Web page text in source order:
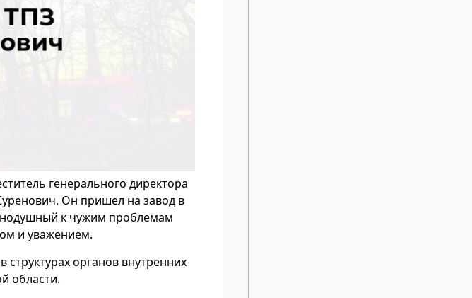
генерального директора
Он пришел на завод в
к чужим проблемам
и уважением.
органов внутренних
области.